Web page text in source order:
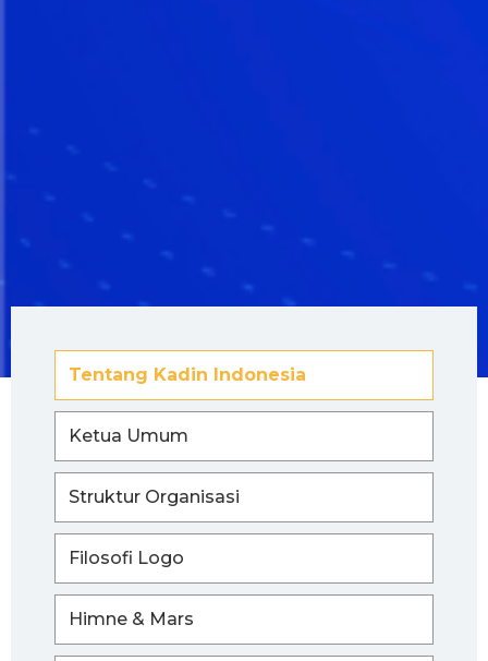
Tentang Kadin Indonesia
Ketua Umum
Struktur Organisasi
Filosofi Logo
Himne & Mars